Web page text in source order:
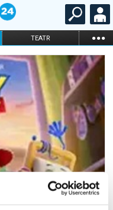
TEATR ...
STAND-UP
KARNETY